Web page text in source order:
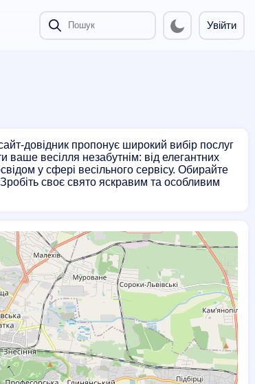
Увійти
довідник пропонує широкий вибір послуг
ваше весілля незабутнім: від елегантних
у сфері весільного сервісу. Обирайте
своє свято яскравим та особливим